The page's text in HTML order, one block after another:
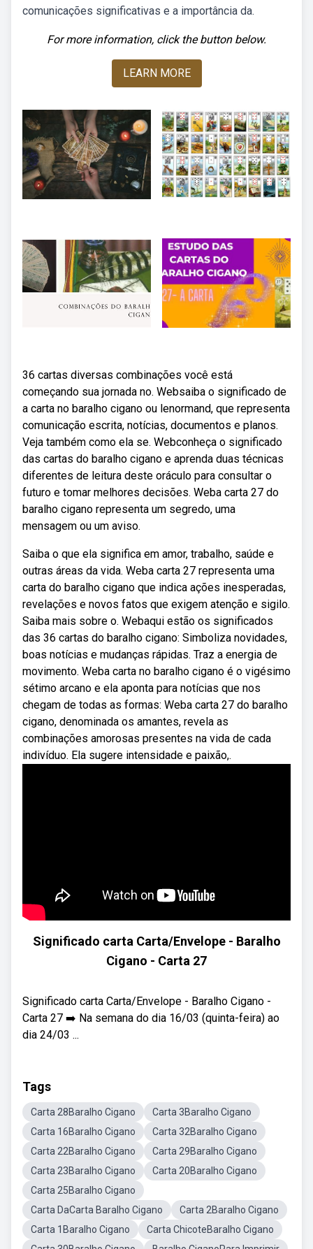
comunicações significativas e a importância da.
For more information, click the button below.
LEARN MORE
36 cartas diversas combinações você está
começando sua jornada no. Websaiba o significado de
a carta no baralho cigano ou lenormand, que representa
comunicação escrita, notícias, documentos e planos.
Veja também como ela se. Webconheça o significado
das cartas do baralho cigano e aprenda duas técnicas
diferentes de leitura deste oráculo para consultar o
futuro e tomar melhores decisões. Weba carta 27 do
baralho cigano representa um segredo, uma
mensagem ou um aviso.
Saiba o que ela significa em amor, trabalho, saúde e
outras áreas da vida. Weba carta 27 representa uma
carta do baralho cigano que indica ações inesperadas,
revelações e novos fatos que exigem atenção e sigilo.
Saiba mais sobre o. Webaqui estão os significados
das 36 cartas do baralho cigano: Simboliza novidades,
boas notícias e mudanças rápidas. Traz a energia de
movimento. Weba carta no baralho cigano é o vigésimo
sétimo arcano e ela aponta para notícias que nos
chegam de todas as formas: Weba carta 27 do baralho
cigano, denominada os amantes, revela as
combinações amorosas presentes na vida de cada
indivíduo. Ela sugere intensidade e paixão,.
Significado carta Carta/Envelope - Baralho
Cigano - Carta 27
Significado carta Carta/Envelope - Baralho Cigano -
Carta 27 ➡️ Na semana do dia 16/03 (quinta-feira) ao
dia 24/03 ...
Tags
Carta 28Baralho Cigano
Carta 3Baralho Cigano
Carta 16Baralho Cigano
Carta 32Baralho Cigano
Carta 22Baralho Cigano
Carta 29Baralho Cigano
Carta 23Baralho Cigano
Carta 20Baralho Cigano
Carta 25Baralho Cigano
Carta DaCarta Baralho Cigano
Carta 2Baralho Cigano
Carta 1Baralho Cigano
Carta ChicoteBaralho Cigano